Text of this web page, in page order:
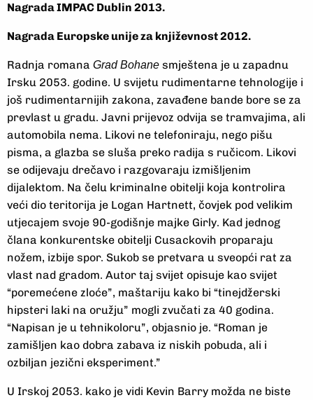
Nagrada IMPAC Dublin 2013.
Nagrada Europske unije za književnost 2012.
Radnja romana Grad Bohane smještena je u zapadnu
Irsku 2053. godine. U svijetu rudimentarne tehnologije i
još rudimentarnijih zakona, zavađene bande bore se za
prevlast u gradu. Javni prijevoz odvija se tramvajima, ali
automobila nema. Likovi ne telefoniraju, nego pišu
pisma, a glazba se sluša preko radija s ručicom. Likovi
se odijevaju drečavo i razgovaraju izmišljenim
dijalektom. Na čelu kriminalne obitelji koja kontrolira
veći dio teritorija je Logan Hartnett, čovjek pod velikim
utjecajem svoje 90-godišnje majke Girly. Kad jednog
člana konkurentske obitelji Cusackovih proparaju
nožem, izbije spor. Sukob se pretvara u sveopći rat za
vlast nad gradom. Autor taj svijet opisuje kao svijet
“poremećene zloće”, maštariju kako bi “tinejdžerski
hipsteri laki na oružju” mogli zvučati za 40 godina.
“Napisan je u tehnikoloru”, objasnio je. “Roman je
zamišljen kao dobra zabava iz niskih pobuda, ali i
ozbiljan jezični eksperiment.”
U Irskoj 2053. kako je vidi Kevin Barry možda ne biste